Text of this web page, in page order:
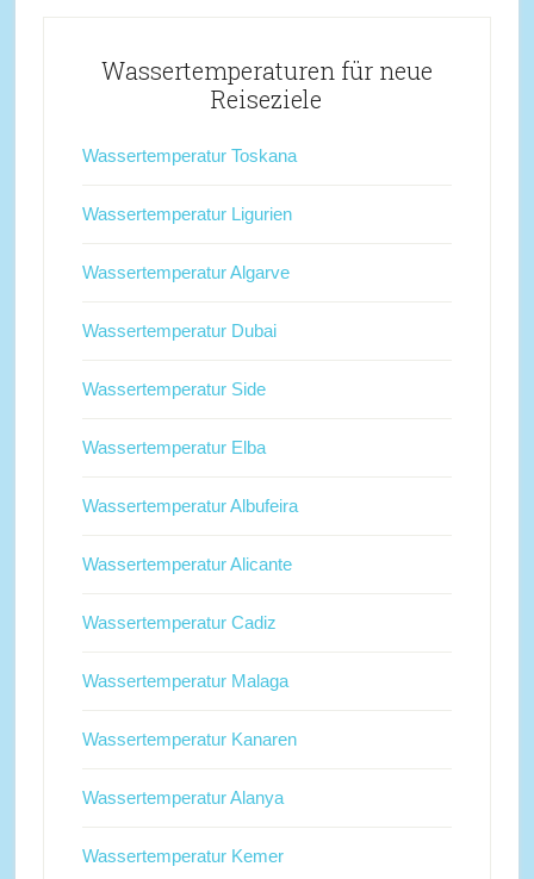
Wassertemperaturen für neue
Reiseziele
Wassertemperatur Toskana
Wassertemperatur Ligurien
Wassertemperatur Algarve
Wassertemperatur Dubai
Wassertemperatur Side
Wassertemperatur Elba
Wassertemperatur Albufeira
Wassertemperatur Alicante
Wassertemperatur Cadiz
Wassertemperatur Malaga
Wassertemperatur Kanaren
Wassertemperatur Alanya
Wassertemperatur Kemer